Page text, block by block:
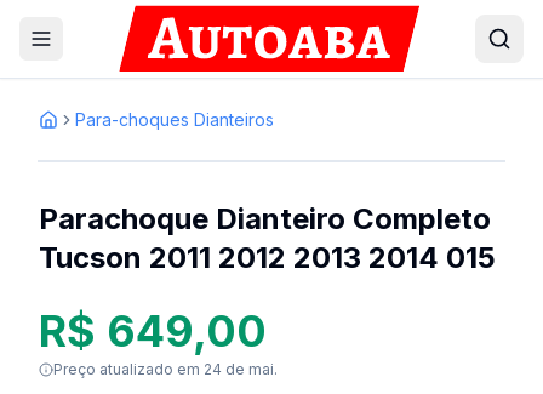
Para-choques Dianteiros
Parachoque Dianteiro Completo
Tucson 2011 2012 2013 2014 015
R$ 649,00
Preço atualizado em 24 de mai.